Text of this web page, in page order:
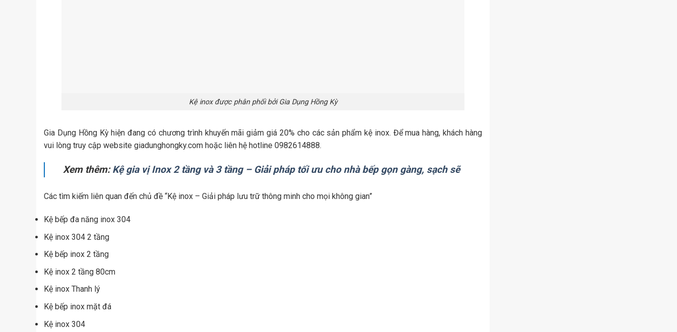
Kệ inox được phân phối bởi Gia Dụng Hồng Kỳ
Gia Dụng Hồng Kỳ hiện đang có chương trình khuyến mãi giảm giá 20% cho các sản phẩm kệ inox. Để mua hàng, khách hàng
vui lòng truy cập website giadunghongky.com hoặc liên hệ hotline 0982614888.
Xem thêm:Kệ gia vị Inox 2 tầng và 3 tầng – Giải pháp tối ưu cho nhà bếp gọn gàng, sạch sẽ
Các tìm kiếm liên quan đến chủ đề “Kệ inox – Giải pháp lưu trữ thông minh cho mọi không gian”
Kệ bếp đa năng inox 304
Kệ inox 304 2 tầng
Kệ bếp inox 2 tầng
Kệ inox 2 tầng 80cm
Kệ inox Thanh lý
Kệ bếp inox mặt đá
Kệ inox 304